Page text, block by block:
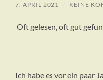
7. APRIL 2021 KEINE
Oft gelesen, oft gut
Ich habe es vor ein paar